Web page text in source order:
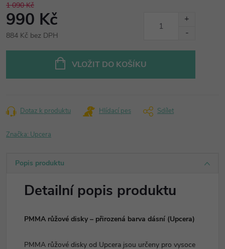
1 090 Kč
990 Kč
884 Kč bez DPH
VLOŽIT DO KOŠÍKU
Dotaz k produktu Hlídací pes Sdílet
Značka: Upcera
Popis produktu
Detailní popis produktu
PMMA růžové disky – přirozená barva dásní (Upcera)
PMMA růžové disky od Upcera jsou určeny pro vysoce